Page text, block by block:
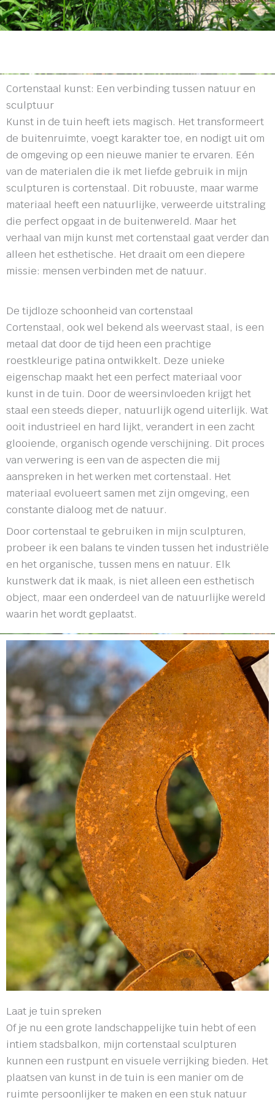
Cortenstaal kunst: Een verbinding tussen natuur en
sculptuur
Kunst in de tuin heeft iets magisch. Het transformeert
de buitenruimte, voegt karakter toe, en nodigt uit om
de omgeving op een nieuwe manier te ervaren. Eén
van de materialen die ik met liefde gebruik in mijn
sculpturen is cortenstaal. Dit robuuste, maar warme
materiaal heeft een natuurlijke, verweerde uitstraling
die perfect opgaat in de buitenwereld. Maar het
verhaal van mijn kunst met cortenstaal gaat verder dan
alleen het esthetische. Het draait om een diepere
missie: mensen verbinden met de natuur.
De tijdloze schoonheid van cortenstaal
Cortenstaal, ook wel bekend als weervast staal, is een
metaal dat door de tijd heen een prachtige
roestkleurige patina ontwikkelt. Deze unieke
eigenschap maakt het een perfect materiaal voor
kunst in de tuin. Door de weersinvloeden krijgt het
staal een steeds dieper, natuurlijk ogend uiterlijk. Wat
ooit industrieel en hard lijkt, verandert in een zacht
glooiende, organisch ogende verschijning. Dit proces
van verwering is een van de aspecten die mij
aanspreken in het werken met cortenstaal. Het
materiaal evolueert samen met zijn omgeving, een
constante dialoog met de natuur.
Door cortenstaal te gebruiken in mijn sculpturen,
probeer ik een balans te vinden tussen het industriële
en het organische, tussen mens en natuur. Elk
kunstwerk dat ik maak, is niet alleen een esthetisch
object, maar een onderdeel van de natuurlijke wereld
waarin het wordt geplaatst.
Laat je tuin spreken
Of je nu een grote landschappelijke tuin hebt of een
intiem stadsbalkon, mijn cortenstaal sculpturen
kunnen een rustpunt en visuele verrijking bieden. Het
plaatsen van kunst in de tuin is een manier om de
ruimte persoonlijker te maken en een stuk natuur